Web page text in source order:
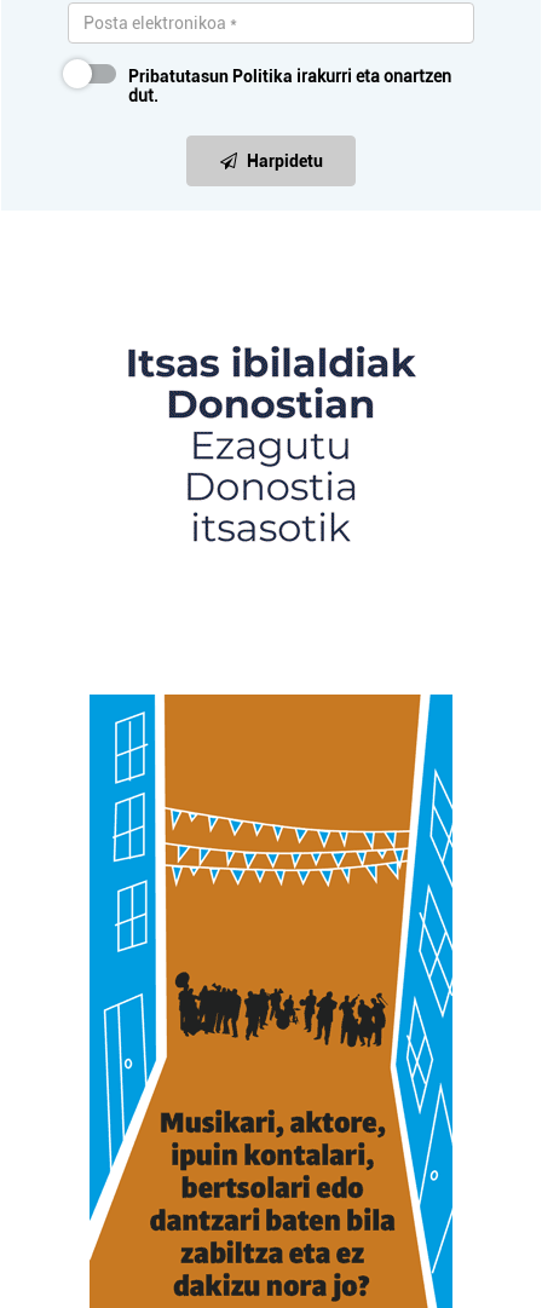
Pribatutasun Politika irakurri eta onartzen
dut.
Harpidetu